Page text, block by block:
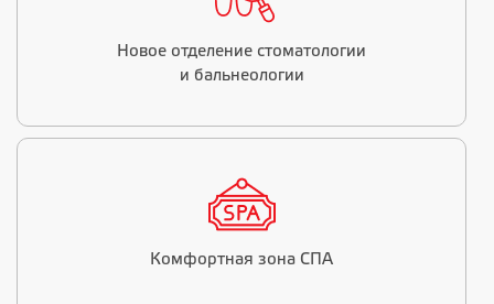
Новое отделение стоматологии
и бальнеологии
Комфортная зона СПА